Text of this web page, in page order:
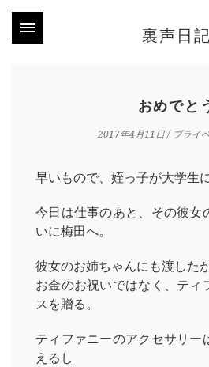
裏声日記
おめでと
2017年4月11日/ プライ
早いもので、姪っ子が大学生
今日は仕事のあと、その彼女
いに梅田へ。
彼女のお姉ちゃんにも渡した
お金のお祝いではなく、ティ
スを贈る。
ティファニーのアクセサリー
えるし